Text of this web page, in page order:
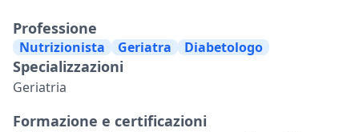
Professione
Nutrizionista Geriatra Diabetologo
Specializzazioni
Geriatria
Formazione e certificazioni